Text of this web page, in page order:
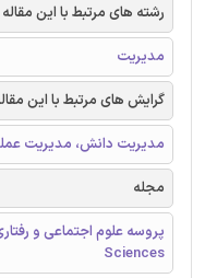
رشته های مرتبط با این مقاله
مدیریت
گرایش های مرتبط با این
مدیریت دانش، مدیریت
مجله
Sciences